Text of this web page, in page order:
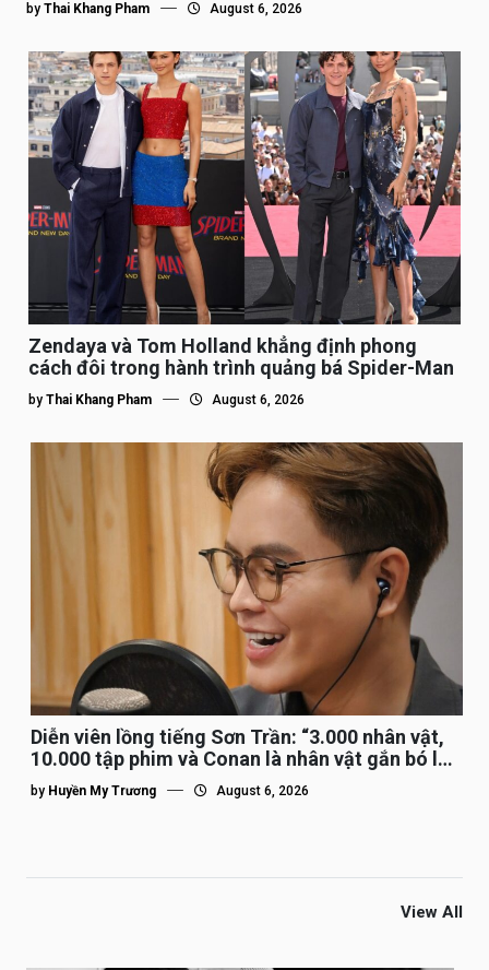
by Thai Khang Pham August 6, 2026
Zendaya và Tom Holland khẳng định phong
cách đôi trong hành trình quảng bá Spider-Man
by Thai Khang Pham August 6, 2026
Diễn viên lồng tiếng Sơn Trần: “3.000 nhân vật,
10.000 tập phim và Conan là nhân vật gắn bó lâu
nhất”
by Huyền My Trương August 6, 2026
View All